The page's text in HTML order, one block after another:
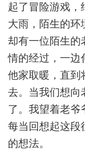
起了冒险游戏，
大雨，陌生的环
却有一位陌生的
情的经过，一边
他家取暖，直到
去。当我们想向
了。我望着老爷
每当回想起这段
的想法。